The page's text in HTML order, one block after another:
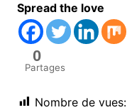
Spread the love
0
Partages
Nombre de vues: